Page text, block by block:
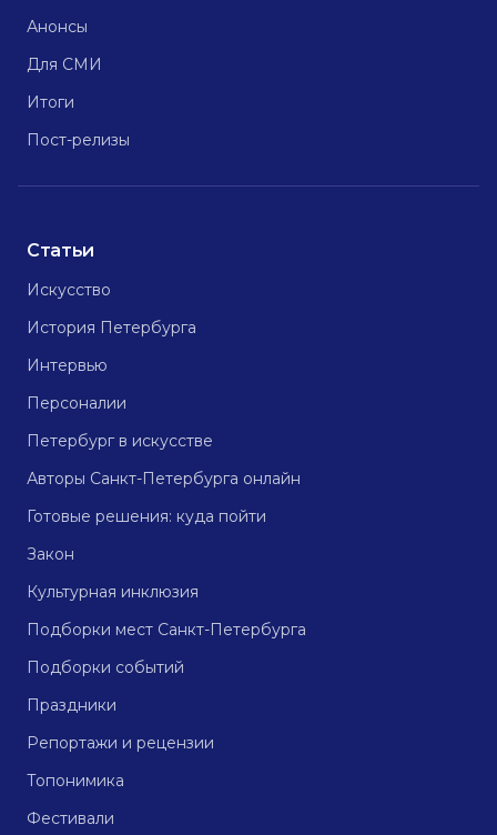
Анонсы
Для СМИ
Итоги
Пост-релизы
Статьи
Искусство
История Петербурга
Интервью
Персоналии
Петербург в искусстве
Авторы Санкт-Петербурга онлайн
Готовые решения: куда пойти
Закон
Культурная инклюзия
Подборки мест Санкт-Петербурга
Подборки событий
Праздники
Репортажи и рецензии
Топонимика
Фестивали